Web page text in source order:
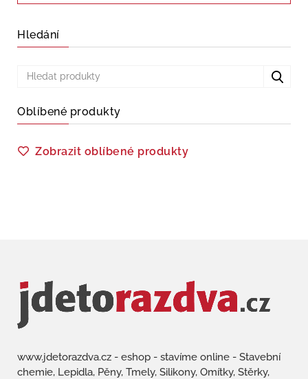
Hledání
Oblíbené produkty
Zobrazit oblíbené produkty
www.jdetorazdva.cz - eshop - stavíme online - Stavební
chemie, Lepidla, Pěny, Tmely, Silikony, Omítky, Stěrky,